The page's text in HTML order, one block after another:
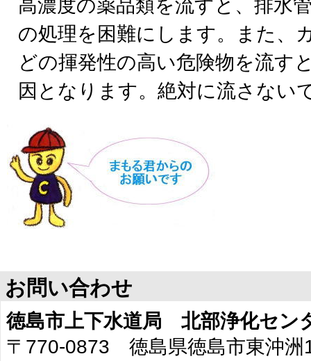
高濃度の薬品類を流すと、排水
の処理を困難にします。また、
どの揮発性の高い危険物を流す
因となります。絶対に流さない
お問い合わせ
徳島市上下水道局 北部浄化セン
〒770-0873 徳島県徳島市東沖洲